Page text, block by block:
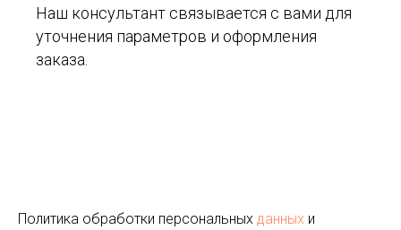
Наш консультант связывается с вами для
уточнения параметров и оформления
заказа.
Политика обработки персональных данных и